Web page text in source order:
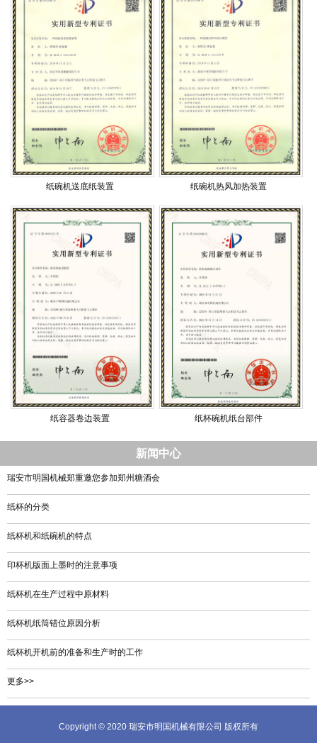
纸碗机送底纸装置 纸碗机热风加热装置
纸容器卷边装置 纸杯碗机纸台部件
新闻中心
瑞安市明国机械郑重邀您参加郑州糖酒会
纸杯的分类
纸杯机和纸碗机的特点
印杯机版面上墨时的注意事项
纸杯机在生产过程中原材料
纸杯机纸筒错位原因分析
纸杯机开机前的准备和生产时的工作
更多>>
Copyright © 2020 瑞安市明国机械有限公司 版权所有